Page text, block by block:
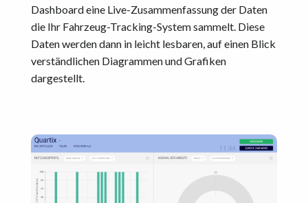
Dashboard eine Live-Zusammenfassung der Daten
die Ihr Fahrzeug-Tracking-System sammelt. Diese
Daten werden dann in leicht lesbaren, auf einen Blick
verständlichen Diagrammen und Grafiken
dargestellt.